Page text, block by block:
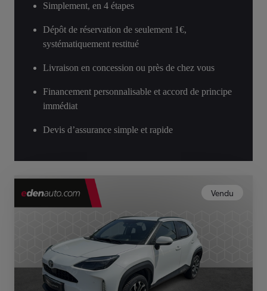
Simplement, en 4 étapes
Dépôt de réservation de seulement 1€,
systématiquement restitué
Livraison en concession ou près de chez vous
Financement personnalisable et accord de principe
immédiat
Devis d’assurance simple et rapide
Vendu